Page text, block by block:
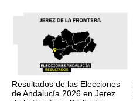
Resultados de las Elecciones
de Andalucía 2026 en Jerez